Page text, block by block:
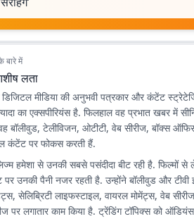
में
लता
डिजिटल मीडिया की अनुभवी पत्रकार और कंटेंट
का एक्सपीरियंस है. फिलहाल वह प्रभात खबर में
बॉलीवुड, टेलीविजन, ओटीटी, वेब सीरीज, बॉक्स
कंटेंट पर फोकस करती हैं.
हमेशा से उनकी सबसे पसंदीदा बीट रही है. फिल्मों
उनकी पैनी नजर रहती है. उन्होंने बॉलीवुड और
सेलिब्रिटी लाइफस्टाइल, वायरल मोमेंट्स, वेब
पर लगातार काम किया है. ट्रेंडिंग टॉपिक्स को